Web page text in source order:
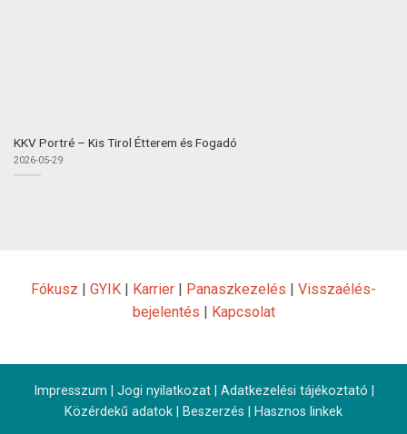
KKV Portré – Kis Tirol Étterem és Fogadó
2026-05-29
Fókusz GYIK Karrier Panaszkezelés
Visszaélés-
bejelentés
Kapcsolat
Impresszum Jogi nyilatkozat| Adatkezelési tájékoztató
Közérdekű adatok
Beszerzés Hasznos linkek